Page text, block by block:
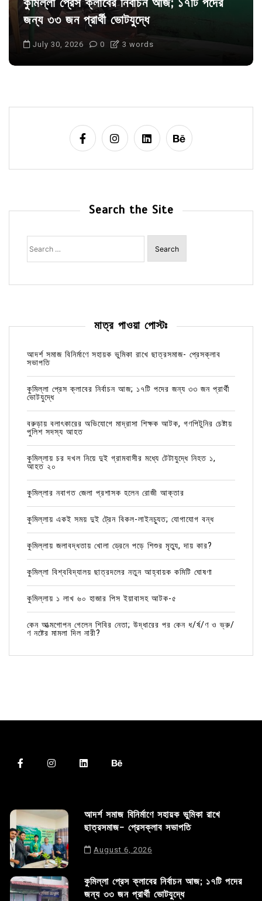
জন্য ৩৩ জন প্রার্থী ভোটযুদ্ধে
July 30, 2026 0 3 words
Search the Site
Search
for:
মাত্র পাওয়া পোস্টঃ
আদর্শ সমাজ বিনির্মাণে সহায়ক ভুমিকা রাখে ছাত্রসমাজ- প্রেসক্লাব
সভাপতি
কুমিল্লা প্রেস ক্লাবের নির্বাচন আজ; ১৭টি পদের জন্য ৩৩ জন প্রার্থী
ভোটযুদ্ধে
বরুড়ায় বলাৎকারের অভিযোগে মাদ্রাসা শিক্ষক আটক, গণপিটুনির চেষ্টায়
পুলিশ সদস্য আহত
কুমিল্লায় চর দখল নিয়ে দুই গ্রামবাসীর মধ্যে টেটাযুদ্ধে নিহত ১,
আহত ২০
কুমিল্লার নবাগত জেলা প্রশাসক হলেন রোজী আক্তার
কুমিল্লায় একই সময় দুই ট্রেন বিকল-লাইনচ্যুত; যোগাযোগ বন্ধ
কুমিল্লায় জলাবদ্ধতায় খোলা ড্রেনে পড়ে শিশুর মৃত্যু, দায় কার?
কুমিল্লা বিশ্ববিদ্যালয় ছাত্রদলের নতুন আহ্বায়ক কমিটি ঘোষণা
কুমিল্লায় ১ লাখ ৬০ হাজার পিস ইয়াবাসহ আটক-৫
কেন আত্মগোপন গেলেন শিবির নেতা; উদ্ধারের পর কেন ধ/র্ষ/ণ ও ভ্রু/
ণ নষ্টের মামলা দিল নারী?
আদর্শ সমাজ বিনির্মাণে সহায়ক ভুমিকা রাখে
ছাত্রসমাজ- প্রেসক্লাব সভাপতি
August 6, 2026
কুমিল্লা প্রেস ক্লাবের নির্বাচন আজ; ১৭টি পদের
জন্য ৩৩ জন প্রার্থী ভোটযুদ্ধে